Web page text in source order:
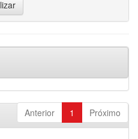
Anterior 1 Próximo